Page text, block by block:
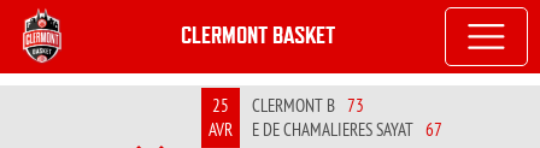
CLERMONT BASKET
25
AVR
CLERMONT B 73
E DE CHAMALIERES SAYAT 67